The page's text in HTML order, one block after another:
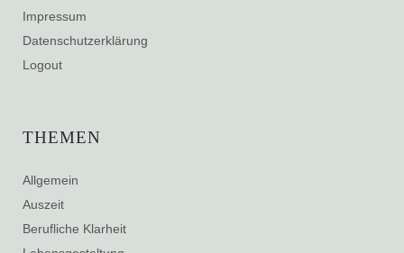
Impressum
Datenschutzerklärung
Logout
THEMEN
Allgemein
Auszeit
Berufliche Klarheit